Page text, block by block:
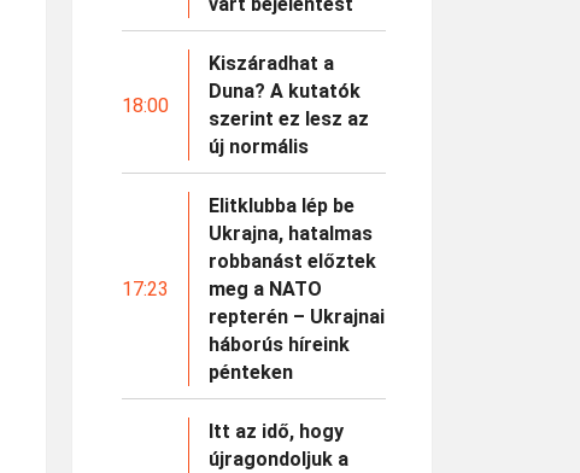
18:00
Kiszáradhat a
Duna? A kutatók
szerint ez lesz az
új normális
17:23
Elitklubba lép be
Ukrajna, hatalmas
robbanást előztek
meg a NATO
repterén – Ukrajnai
háborús híreink
pénteken
Itt az idő, hogy
újragondoljuk a